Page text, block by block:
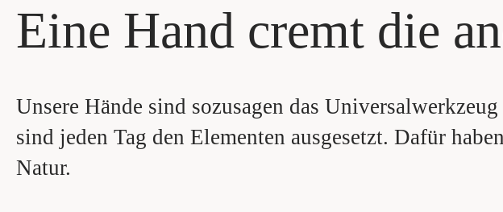
Eine Hand cremt die
Unsere Hände sind sozusagen das
sind jeden Tag den Elementen ausgesetzt. Dafür
Natur.